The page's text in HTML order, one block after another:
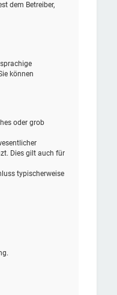
dem Betreiber,
können
oder grob
Dies gilt auch für
typischerweise